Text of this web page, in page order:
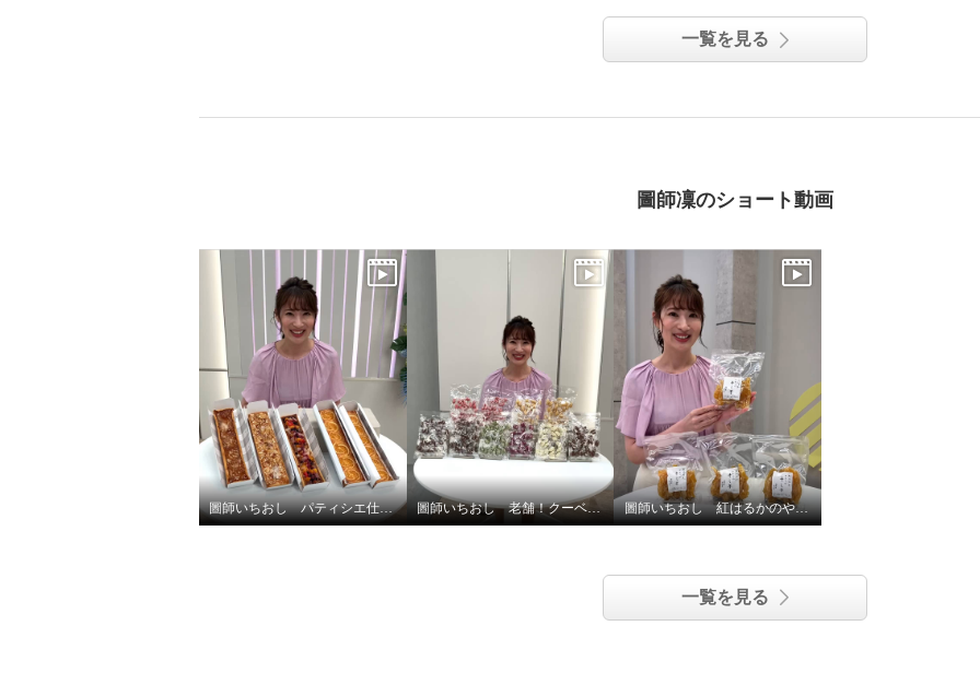
一覧を見る
圖師凜のショート動画
圖師いちおし パティシエ仕込み！本格タルト4ヶ月頒布会 圖師いちおし 老舗！クーベルチュールのこだわりアーモンドチョコ 7種特別セット 圖師いちおし 紅はるかのやわらか干し芋
一覧を見る